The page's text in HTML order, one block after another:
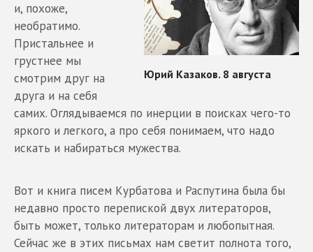
и, похоже,
необратимо.
Пристальнее и
грустнее мы
смотрим друг на
друга и на себя
самих. Оглядываемся по инерции в поисках чего-то
яркого и легкого, а про себя понимаем, что надо
искать и набираться мужества.
Вот и книга писем Курбатова и Распутина была бы
недавно просто перепиской двух литераторов,
быть может, только литераторам и любопытная.
Сейчас же в этих письмах нам светит полнота того,